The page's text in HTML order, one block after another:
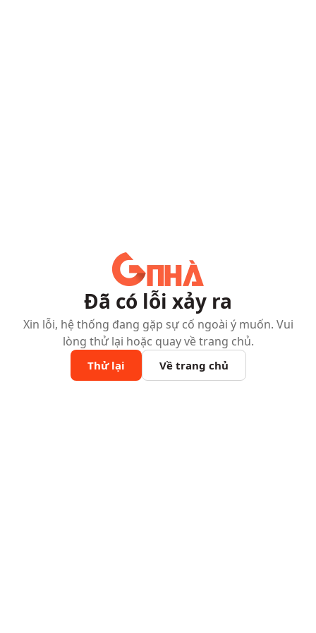
Đã có lỗi xảy ra
Xin lỗi, hệ thống đang gặp sự cố ngoài ý muốn. Vui
lòng thử lại hoặc quay về trang chủ.
Thử lại Về trang chủ